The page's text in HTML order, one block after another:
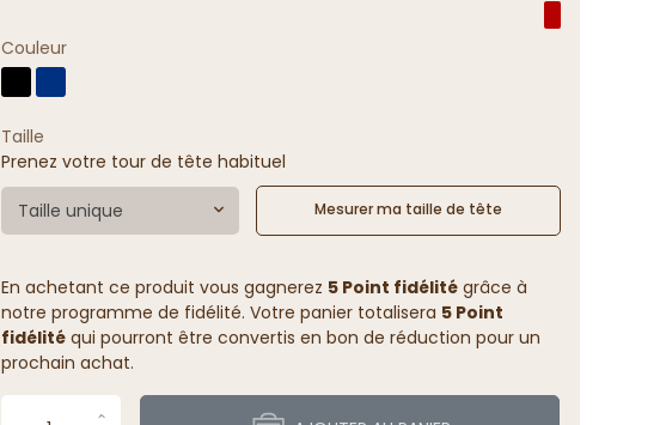
Couleur
Taille
Prenez votre tour de tête habituel
Taille unique Mesurer ma taille de tête
En achetant ce produit vous gagnerez 5 Point fidélitégrâce à
notre programme de fidélité. Votre panier totalisera 5 Point
fidélitéqui pourront être convertis en bon de réduction pour un
prochain achat.